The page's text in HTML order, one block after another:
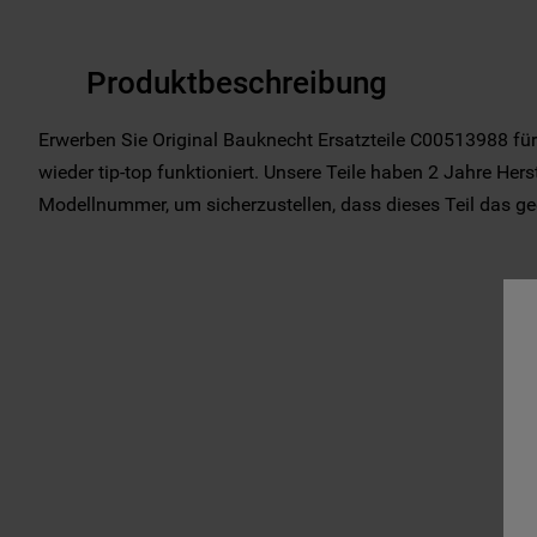
Produktbeschreibung
Erwerben Sie Original Bauknecht Ersatzteile C00513988
wieder tip-top funktioniert. Unsere Teile haben 2 Jahre
Modellnummer, um sicherzustellen, dass dieses Teil das